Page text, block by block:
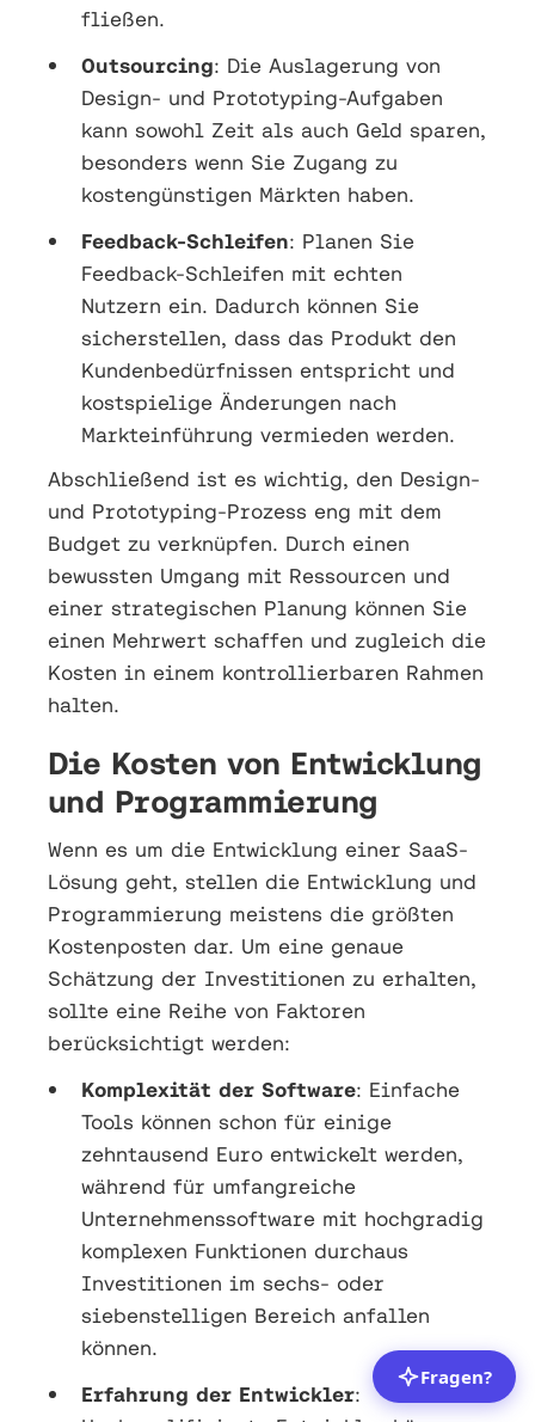
fließen.
Outsourcing: Die Auslagerung von
Design- und Prototyping-Aufgaben
kann sowohl Zeit als auch Geld sparen,
besonders wenn Sie Zugang zu
kostengünstigen Märkten haben.
Feedback-Schleifen: Planen Sie
Feedback-Schleifen mit echten
Nutzern ein. Dadurch können Sie
sicherstellen, dass das Produkt den
Kundenbedürfnissen entspricht und
kostspielige Änderungen nach
Markteinführung vermieden werden.
Abschließend ist es wichtig, den Design-
und Prototyping-Prozess eng mit dem
Budget zu verknüpfen. Durch einen
bewussten Umgang mit Ressourcen und
einer strategischen Planung können Sie
einen Mehrwert schaffen und zugleich die
Kosten in einem kontrollierbaren Rahmen
halten.
Die Kosten von Entwicklung
und Programmierung
Wenn es um die Entwicklung einer SaaS-
Lösung geht, stellen die Entwicklung und
Programmierung meistens die größten
Kostenposten dar. Um eine genaue
Schätzung der Investitionen zu erhalten,
sollte eine Reihe von Faktoren
berücksichtigt werden:
Komplexität der Software: Einfache
Tools können schon für einige
zehntausend Euro entwickelt werden,
während für umfangreiche
Unternehmenssoftware mit hochgradig
komplexen Funktionen durchaus
Investitionen im sechs- oder
siebenstelligen Bereich anfallen
können.
Erfahrung der Entwickler: